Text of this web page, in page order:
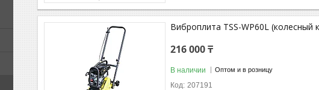
Виброплита TSS-WP60L (колесный
216 000 ₸
В наличии Оптом и в розницу
207191